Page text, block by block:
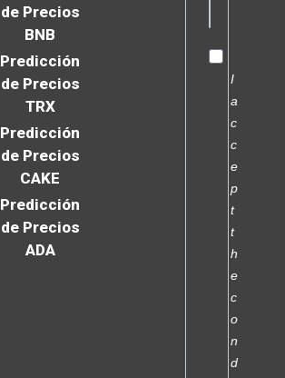
de Precios
BNB
Predicción
de Precios
TRX
Predicción
de Precios
CAKE
Predicción
de Precios
ADA
I
a
c
c
e
p
t
t
h
e
c
o
n
d